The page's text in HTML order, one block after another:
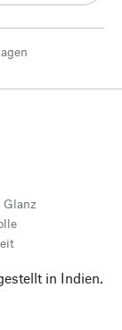
in Indien.